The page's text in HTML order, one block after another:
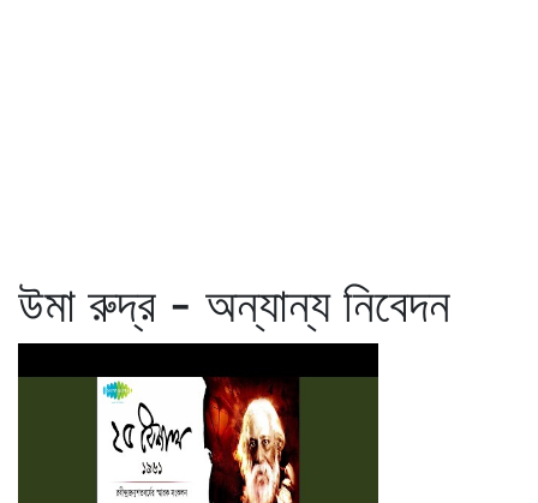
উমা রুদ্র - অন্যান্য নিবেদন